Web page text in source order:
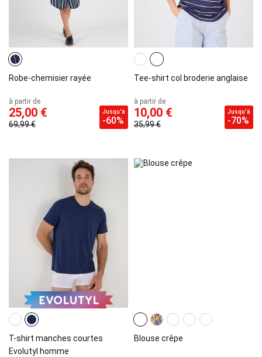
Robe-chemisier rayée
à partir de
25,00 €
69,99 €
Jusqu'à
-60%
Tee-shirt col broderie anglaise
à partir de
10,00 €
35,99 €
Jusqu'à
-70%
T-shirt manches courtes
Evolutyl homme
Blouse crêpe